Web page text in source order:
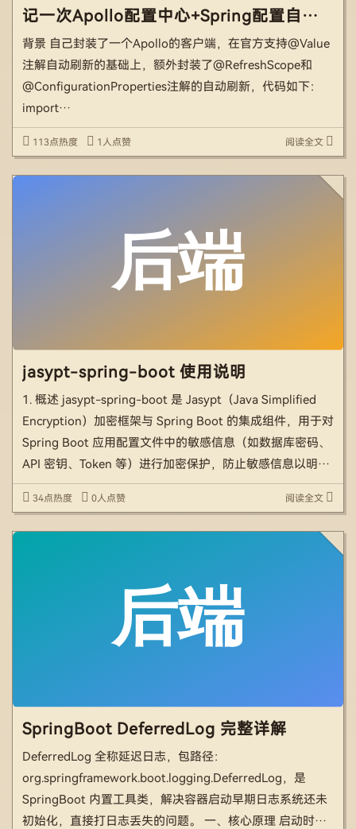
记一次Apollo配置中心+Spring配置自动刷新导致的内存泄露问题
背景 自己封装了一个Apollo的客户端，在官方支持@Value
注解自动刷新的基础上，额外封装了@RefreshScope和
@ConfigurationProperties注解的自动刷新，代码如下：
import
com.ctrip.framework.apollo.model.ConfigChangeEvent; i
113点热度 1人点赞 阅读全文
jasypt-spring-boot 使用说明
1. 概述 jasypt-spring-boot 是 Jasypt（Java Simplified
Encryption）加密框架与 Spring Boot 的集成组件，用于对
Spring Boot 应用配置文件中的敏感信息（如数据库密码、
API 密钥、Token 等）进行加密保护，防止敏感信息以明文
形式出现在配置文 […]
34点热度 0人点赞 阅读全文
SpringBoot DeferredLog 完整详解
DeferredLog 全称延迟日志，包路径：
org.springframework.boot.logging.DeferredLog，是
SpringBoot 内置工具类，解决容器启动早期日志系统还未
初始化，直接打日志丢失的问题。 一、核心原理 启动时序